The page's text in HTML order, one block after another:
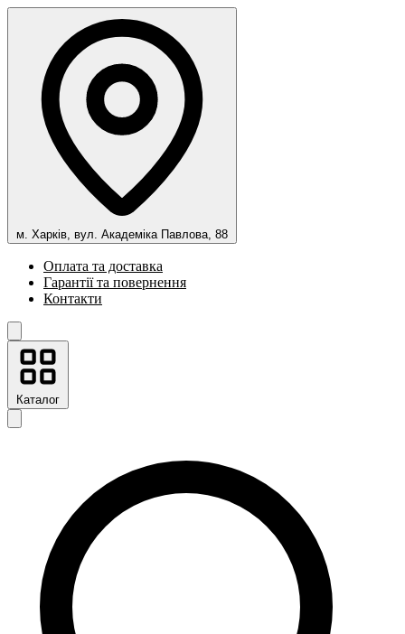
м. Харків, вул. Академіка Павлова, 88
Оплата та доставка
Гарантії та повернення
Контакти
Каталог